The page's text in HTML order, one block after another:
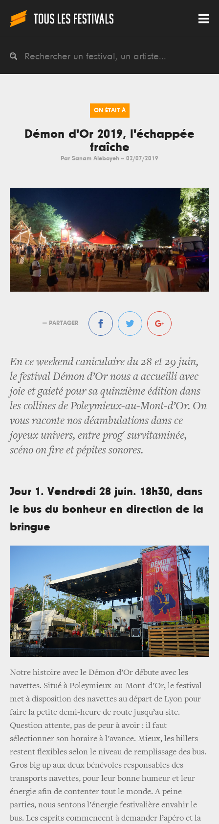
ON ÉTAIT À
Démon d'Or 2019, l'échappée
fraîche
Par Sanam Aleboyeh -- 02/07/2019
— PARTAGER
En ce weekend caniculaire du 28 et 29 juin,
le festival Démon d’Or nous a accueilli avec
joie et gaieté pour sa quinzième édition dans
les collines de Poleymieux-au-Mont-d’Or. On
vous raconte nos déambulations dans ce
joyeux univers, entre prog' survitaminée,
scéno on fire et pépites sonores.
Jour 1. Vendredi 28 juin. 18h30, dans
le bus du bonheur en direction de la
bringue
Notre histoire avec le Démon d’Or débute avec les
navettes. Situé à Poleymieux-au-Mont-d’Or, le festival
met à disposition des navettes au départ de Lyon pour
faire la petite demi-heure de route jusqu’au site.
Question attente, pas de peur à avoir : il faut
sélectionner son horaire à l’avance. Mieux, les billets
restent flexibles selon le niveau de remplissage des bus.
Gros big up aux deux bénévoles responsables des
transports navettes, pour leur bonne humeur et leur
énergie afin de contenter tout le monde. A peine
parties, nous sentons l’énergie festivalière envahir le
bus. Les esprits commencent à demander l’apéro et la